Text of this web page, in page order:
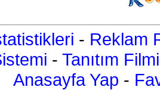
- Reklam
- Tanıtım Filmi
Anasayfa Yap -